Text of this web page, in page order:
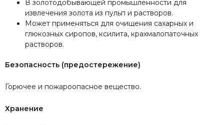
В золотодобывающей промышленности для
извлечения золота из пульп и растворов.
Может применяться для очищения сахарных и
глюкозных сиропов, ксилита, крахмалопаточных
растворов.
Безопасность (предостережение)
Горючее и пожароопасное вещество.
Хранение